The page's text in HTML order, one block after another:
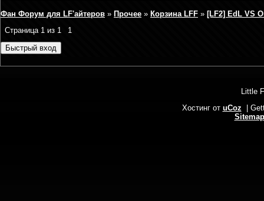
Фан Форум для LF'айтеров » Прочее » Корзина LFF » [LF2] EdL VS
Страница 1 из 1 1
Little
Хостинг от uCoz
|